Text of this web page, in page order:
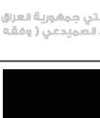
جمهورية العراق
الصميدعي ( وفقه